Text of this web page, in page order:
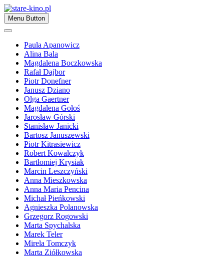
Skip
to
content
stare-kino.pl
Zapraszamy
Menu Button
Paula Apanowicz
Alina Bala
Magdalena Boczkowska
Rafał Dajbor
Piotr Donefner
Janusz Dziano
Olga Gaertner
Magdalena Gołoś
Jarosław Górski
Stanisław Janicki
Bartosz Januszewski
Piotr Kitrasiewicz
Robert Kowalczyk
Bartłomiej Krysiak
Marcin Leszczyński
Anna Mieszkowska
Anna Maria Pencina
Michał Pieńkowski
Agnieszka Polanowska
Grzegorz Rogowski
Marta Spychalska
Marek Teler
Mirela Tomczyk
Marta Ziółkowska